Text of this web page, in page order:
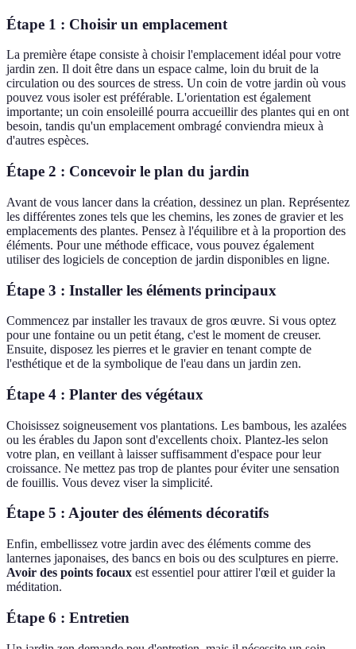
Étape 1 : Choisir un emplacement
La première étape consiste à choisir l'emplacement idéal pour votre
jardin zen. Il doit être dans un espace calme, loin du bruit de la
circulation ou des sources de stress. Un coin de votre jardin où vous
pouvez vous isoler est préférable. L'orientation est également
importante; un coin ensoleillé pourra accueillir des plantes qui en ont
besoin, tandis qu'un emplacement ombragé conviendra mieux à
d'autres espèces.
Étape 2 : Concevoir le plan du jardin
Avant de vous lancer dans la création, dessinez un plan. Représentez
les différentes zones tels que les chemins, les zones de gravier et les
emplacements des plantes. Pensez à l'équilibre et à la proportion des
éléments. Pour une méthode efficace, vous pouvez également
utiliser des logiciels de conception de jardin disponibles en ligne.
Étape 3 : Installer les éléments principaux
Commencez par installer les travaux de gros œuvre. Si vous optez
pour une fontaine ou un petit étang, c'est le moment de creuser.
Ensuite, disposez les pierres et le gravier en tenant compte de
l'esthétique et de la symbolique de l'eau dans un jardin zen.
Étape 4 : Planter des végétaux
Choisissez soigneusement vos plantations. Les bambous, les azalées
ou les érables du Japon sont d'excellents choix. Plantez-les selon
votre plan, en veillant à laisser suffisamment d'espace pour leur
croissance. Ne mettez pas trop de plantes pour éviter une sensation
de fouillis. Vous devez viser la simplicité.
Étape 5 : Ajouter des éléments décoratifs
Enfin, embellissez votre jardin avec des éléments comme des
lanternes japonaises, des bancs en bois ou des sculptures en pierre.
Avoir des points focaux est essentiel pour attirer l'œil et guider la
méditation.
Étape 6 : Entretien